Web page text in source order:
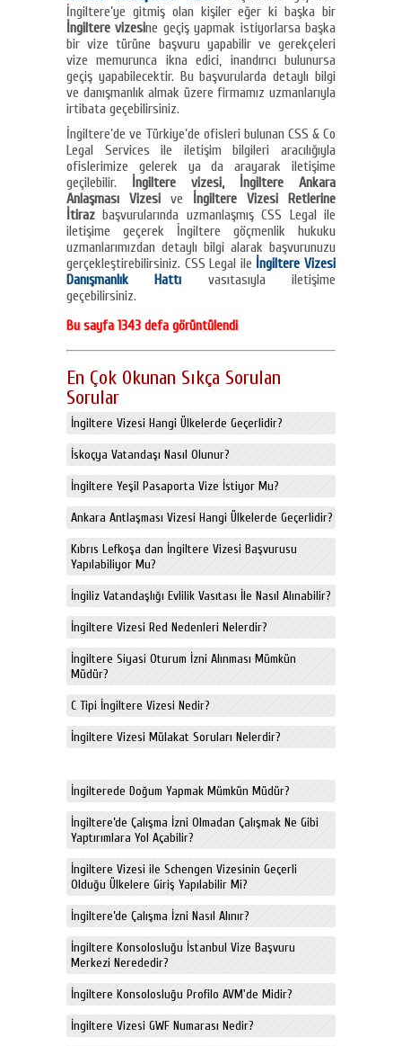
İngiltere’ye gitmiş olan kişiler eğer ki başka bir
İngiltere vizesine geçiş yapmak istiyorlarsa başka
bir vize türüne başvuru yapabilir ve gerekçeleri
vize memurunca ikna edici, inandırıcı bulunursa
geçiş yapabilecektir. Bu başvurularda detaylı bilgi
ve danışmanlık almak üzere firmamız uzmanlarıyla
irtibata geçebilirsiniz.
İngiltere’de ve Türkiye’de ofisleri bulunan CSS & Co
Legal Services ile iletişim bilgileri aracılığıyla
ofislerimize gelerek ya da arayarak iletişime
geçilebilir.
İngiltere vizesi, İngiltere Ankara
Anlaşması Vizesi ve İngiltere Vizesi Retlerine
İtiraz başvurularında uzmanlaşmış CSS Legal ile
iletişime geçerek İngiltere göçmenlik hukuku
uzmanlarımızdan detaylı bilgi alarak başvurunuzu
gerçekleştirebilirsiniz. CSS Legal ile İngiltere Vizesi
Danışmanlık Hattı vasıtasıyla iletişime
geçebilirsiniz.
Bu sayfa 1343 defa görüntülendi
En Çok Okunan Sıkça Sorulan
Sorular
İngiltere Vizesi Hangi Ülkelerde Geçerlidir?
İskoçya Vatandaşı Nasıl Olunur?
İngiltere Yeşil Pasaporta Vize İstiyor Mu?
Ankara Antlaşması Vizesi Hangi Ülkelerde Geçerlidir?
Kıbrıs Lefkoşa dan İngiltere Vizesi Başvurusu
Yapılabiliyor Mu?
İngiliz Vatandaşlığı Evlilik Vasıtası İle Nasıl Alınabilir?
İngiltere Vizesi Red Nedenleri Nelerdir?
İngiltere Siyasi Oturum İzni Alınması Mümkün
Müdür?
C Tipi İngiltere Vizesi Nedir?
İngiltere Vizesi Mülakat Soruları Nelerdir?
İngilterede Doğum Yapmak Mümkün Müdür?
İngiltere’de Çalışma İzni Olmadan Çalışmak Ne Gibi
Yaptırımlara Yol Açabilir?
İngiltere Vizesi ile Schengen Vizesinin Geçerli
Olduğu Ülkelere Giriş Yapılabilir Mi?
İngiltere’de Çalışma İzni Nasıl Alınır?
İngiltere Konsolosluğu İstanbul Vize Başvuru
Merkezi Nerededir?
İngiltere Konsolosluğu Profilo AVM'de Midir?
İngiltere Vizesi GWF Numarası Nedir?